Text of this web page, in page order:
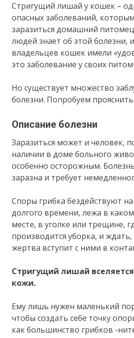
Стригущий лишай у кошек –
опасных заболеваний,
заразиться домашний
людей знает об этой болезни,
владельцев кошек имели
это заболевание у своих
Но существует множество
болезни. Попробуем
Описание болезни
Заразиться может и человек,
наличии в доме больного
особенно осторожным.
заразна и требует
Споры грибка бездействуют
долгого времени, лежа в
месте, в уголке или трещине,
производится уборка, и
жертва вступит с ними в
Стригущий лишай
кожи.
Ему лишь нужен маленький
чтобы создать себе точку
как большинство грибков -